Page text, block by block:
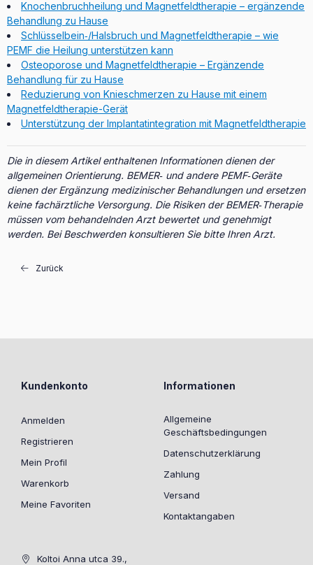
Knochenbruchheilung und Magnetfeldtherapie – ergänzende
Behandlung zu Hause
Schlüsselbein‑/Halsbruch und Magnetfeldtherapie – wie
PEMF die Heilung unterstützen kann
Osteoporose und Magnetfeldtherapie – Ergänzende
Behandlung für zu Hause
Reduzierung von Knieschmerzen zu Hause mit einem
Magnetfeldtherapie-Gerät
Unterstützung der Implantatintegration mit Magnetfeldtherapie
Die in diesem Artikel enthaltenen Informationen dienen der
allgemeinen Orientierung. BEMER‑ und andere PEMF‑Geräte
dienen der Ergänzung medizinischer Behandlungen und ersetzen
keine fachärztliche Versorgung. Die Risiken der BEMER‑Therapie
müssen vom behandelnden Arzt bewertet und genehmigt
werden. Bei Beschwerden konsultieren Sie bitte Ihren Arzt.
Zurück
Kundenkonto
Anmelden
Registrieren
Mein Profil
Warenkorb
Meine Favoriten
Informationen
Allgemeine
Geschäftsbedingungen
Datenschutzerklärung
Zahlung
Versand
Kontaktangaben
Koltoi Anna utca 39.,